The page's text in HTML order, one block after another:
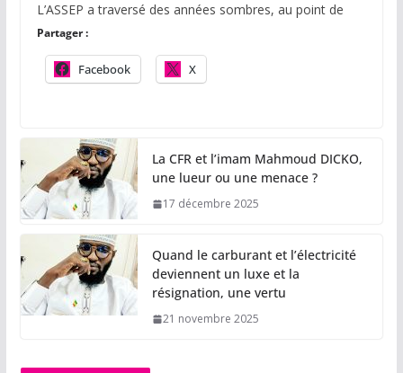
L’ASSEP a traversé des années sombres, au point de
Partager :
Facebook X
La CFR et l’imam Mahmoud DICKO,
une lueur ou une menace ?
17 décembre 2025
Quand le carburant et l’électricité
deviennent un luxe et la
résignation, une vertu
21 novembre 2025